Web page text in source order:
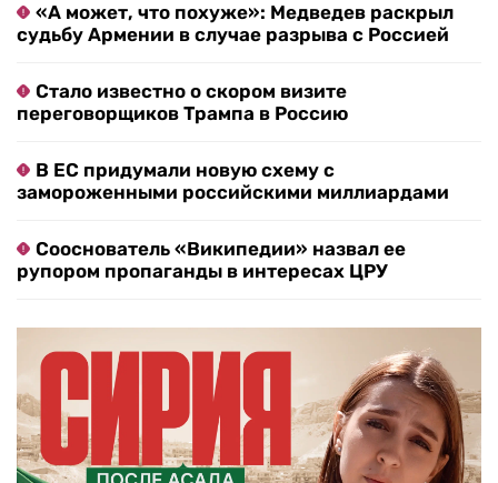
«А может, что похуже»: Медведев раскрыл
судьбу Армении в случае разрыва с Россией
Стало известно о скором визите
переговорщиков Трампа в Россию
В ЕС придумали новую схему с
замороженными российскими миллиардами
Сооснователь «Википедии» назвал ее
рупором пропаганды в интересах ЦРУ